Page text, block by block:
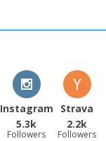
Instagram
5.3k
Followers
Strava
2.2k
Followers